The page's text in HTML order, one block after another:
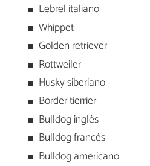
Lebrel italiano
Whippet
Golden retriever
Rottweiler
Husky siberiano
Border tierrier
Bulldog inglés
Bulldog francés
Bulldog americano